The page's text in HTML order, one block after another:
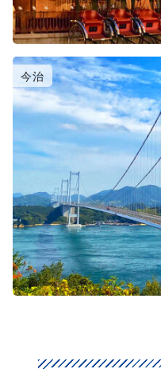
今治